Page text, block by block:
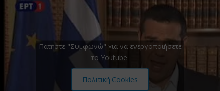
Πατήστε "Συμφωνώ" για να ενεργοποιήσετε
το Youtube
Πολιτική Cookies